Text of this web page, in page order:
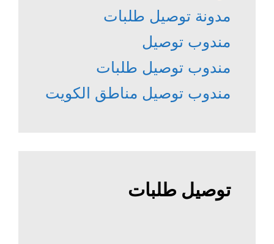
مدونة توصيل طلبات
مندوب توصيل
مندوب توصيل طلبات
مندوب توصيل مناطق الكويت
توصيل طلبات